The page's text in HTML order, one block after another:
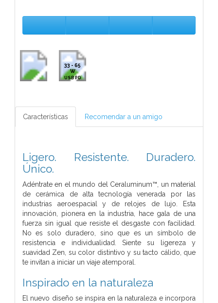
33 - 65
W
USB PD
Características Recomendar a un amigo
Ligero. Resistente. Duradero.
Único.
Adéntrate en el mundo del Ceraluminum™, un material
de cerámica de alta tecnología venerada por las
industrias aeroespacial y de relojes de lujo. Esta
innovación, pionera en la industria, hace gala de una
fuerza sin igual que resiste el desgaste con facilidad.
No es solo duradero, sino que es un símbolo de
resistencia e individualidad. Siente su ligereza y
suavidad Zen, su color distintivo y su tacto cálido, que
te invitan a iniciar un viaje atemporal.
Inspirado en la naturaleza
El nuevo diseño se inspira en la naturaleza e incorpora